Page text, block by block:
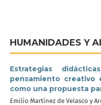
HUMANIDADES Y
Estrategias
pensamiento creativo
como una propuesta
Emilio Martínez de Velasco y